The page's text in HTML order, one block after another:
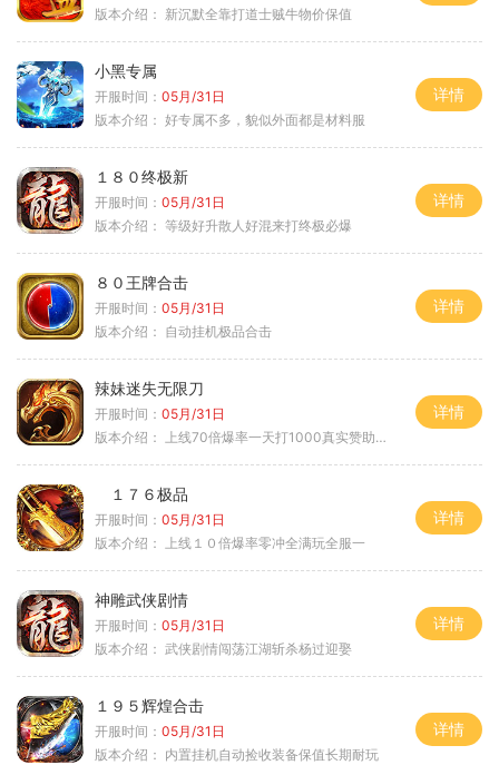
版本介绍： 新沉默全靠打道士贼牛物价保值
小黑专属
开服时间： 05月/31日
版本介绍： 好专属不多，貌似外面都是材料服
详情
１８０终极新
开服时间： 05月/31日
版本介绍： 等级好升散人好混来打终极必爆
详情
８０王牌合击
开服时间： 05月/31日
版本介绍： 自动挂机极品合击
详情
辣妹迷失无限刀
开服时间： 05月/31日
版本介绍：
上线70倍爆率一天打1000真实赞助一夜终
详情
１７６极品
开服时间： 05月/31日
版本介绍：
上线１０倍爆率零冲全满玩全服一
详情
神雕武侠剧情
开服时间： 05月/31日
版本介绍： 武侠剧情闯荡江湖斩杀杨过迎娶
详情
１９５辉煌合击
开服时间： 05月/31日
版本介绍： 内置挂机自动捡收装备保值长期耐玩
详情